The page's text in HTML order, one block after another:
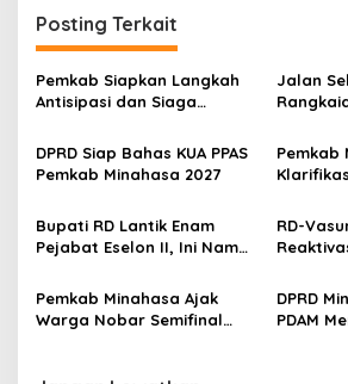
g
a
s
i
p
o
s
Posting Terkait
Pemkab Siapkan Langkah
Antisipasi dan Siaga
Minahasa
Jalan
DPRD Siap Bahas KUA PPAS
Pemkab Minahasa 2027
Pemkab
Dijamin,
Bupati RD Lantik Enam
Pejabat Eselon II, Ini Nama-
RD-
Kemensos
Pemkab Minahasa Ajak
Warga Nobar Semifinal
DPRD
PDAM